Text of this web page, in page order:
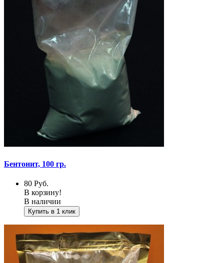
Бентонит, 100 гр.
80 Руб.
В корзину!
В наличии
Купить в 1 клик